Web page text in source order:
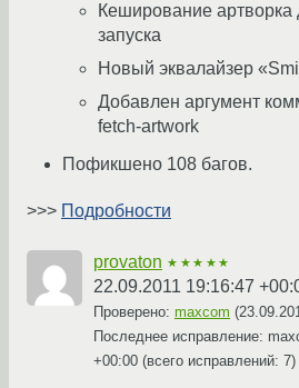
Кеширование артворка
запуска
Новый эквалайзер
Добавлен аргумент
fetch-artwork
Пофикшено 108 багов.
>>> Подробности
provaton ★★★★★
22.09.2011 19:16:47
Проверено: maxcom (
Последнее исправление:
+00:00 (всего исправлений: 7)